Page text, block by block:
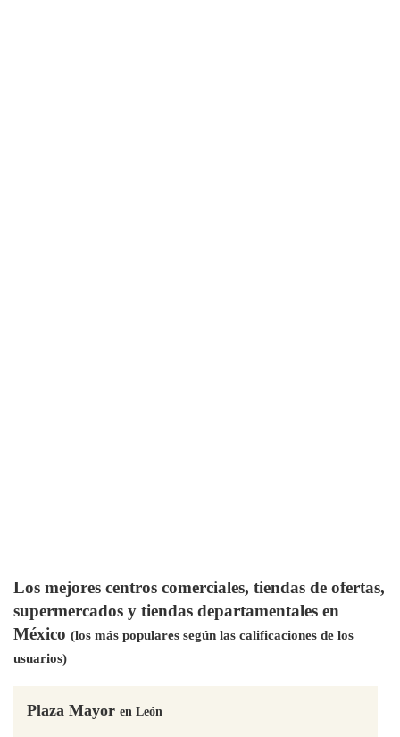
Los mejores centros comerciales, tiendas de ofertas,
supermercados y tiendas departamentales en
México (los más populares según las calificaciones de los
usuarios)
Plaza Mayor en León